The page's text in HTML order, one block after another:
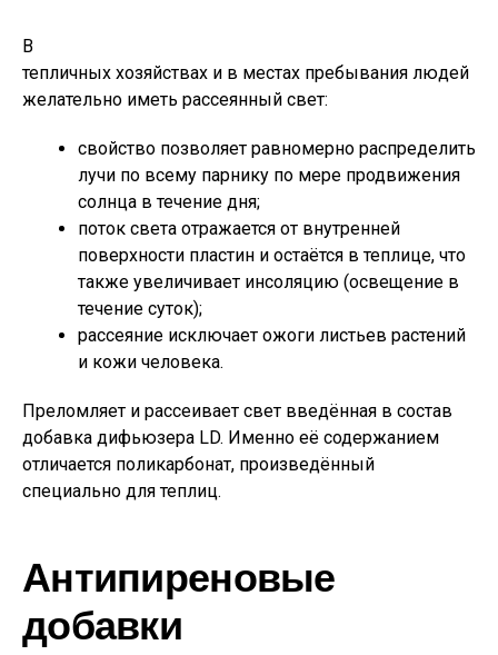
В
тепличных хозяйствах и в местах пребывания людей
желательно иметь рассеянный свет:
свойство позволяет равномерно распределить
лучи по всему парнику по мере продвижения
солнца в течение дня;
поток света отражается от внутренней
поверхности пластин и остаётся в теплице, что
также увеличивает инсоляцию (освещение в
течение суток);
рассеяние исключает ожоги листьев растений
и кожи человека.
Преломляет и рассеивает свет введённая в состав
добавка дифьюзера LD. Именно её содержанием
отличается поликарбонат, произведённый
специально для теплиц.
Антипиреновые
добавки